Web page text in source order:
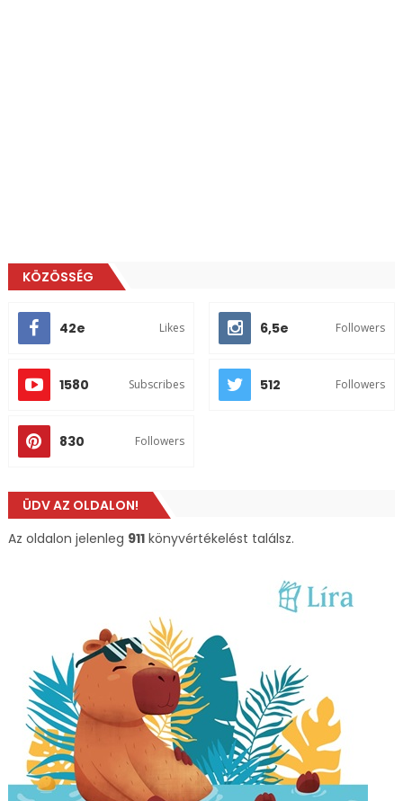
KÖZÖSSÉG
42e Likes 6,5e Followers
1580 Subscribes 512 Followers
830 Followers
ÜDV AZ OLDALON!
Az oldalon jelenleg 911könyvértékelést találsz.